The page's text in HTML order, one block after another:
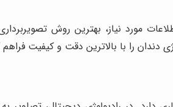
مورد نیاز، بهترین روش
دندان را با بالاترین دقت و کیفیت